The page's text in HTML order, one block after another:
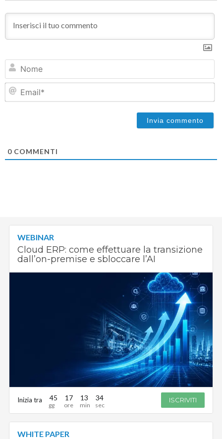
0 COMMENTI
WEBINAR
Cloud ERP: come effettuare la transizione
dall’on-premise e sbloccare l’AI
Inizia tra 45 17 13 33 ISCRIVITI
WHITE PAPER